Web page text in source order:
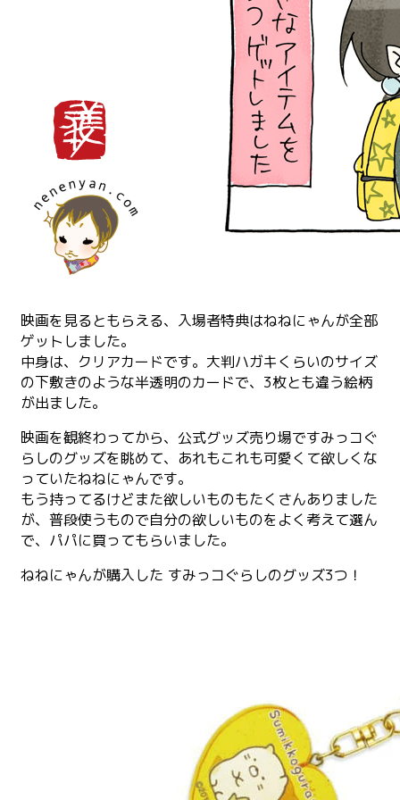
映画を見るともらえる、入場者特典はねねにゃんが全部
ゲットしました。
中身は、クリアカードです。大判ハガキくらいのサイズ
の下敷きのような半透明のカードで、3枚とも違う絵柄
が出ました。
映画を観終わってから、公式グッズ売り場ですみっコぐ
らしのグッズを眺めて、あれもこれも可愛くて欲しくな
っていたねねにゃんです。
もう持ってるけどまた欲しいものもたくさんありました
が、普段使うもので自分の欲しいものをよく考えて選ん
で、パパに買ってもらいました。
ねねにゃんが購入した すみっコぐらしのグッズ3つ！